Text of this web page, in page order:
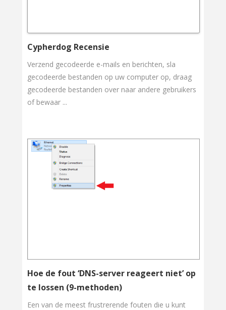
Cypherdog Recensie
Verzend gecodeerde e-mails en berichten, sla
gecodeerde bestanden op uw computer op, draag
gecodeerde bestanden over naar andere gebruikers
of bewaar ...
Hoe de fout ‘DNS-server reageert niet’ op
te lossen (9-methoden)
Een van de meest frustrerende fouten die u kunt